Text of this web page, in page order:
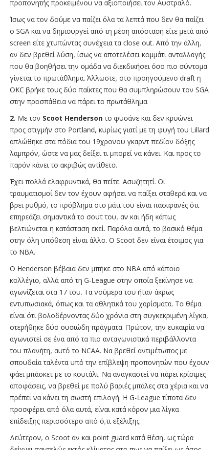
προπονητής προκειμένου να αξιοποιήσει τον Αυστραλό.
Ίσως να τον δούμε να παίζει όλα τα λεπτά που δεν θα παίζει
ο SGA και να δημιουργεί από τη μέση απόσταση είτε μετά από
screen είτε χτυπώντας συνέχεια τα close out. Από την άλλη,
αν δεν βρεθεί λύση, ίσως να αποτελέσει κομμάτι ανταλλαγής
που θα βοηθήσει την ομάδα να διεκδικήσει όσο πιο σύντομα
γίνεται το πρωτάθλημα. Άλλωστε, στο προηγούμενο draft η
OKC βρήκε τους δύο παίκτες που θα συμπληρώσουν τον SGA
στην προσπάθεια να πάρει το πρωτάθλημα.
2. Με τον Scoot Henderson το φυσάνε και δεν κρυώνει
προς στιγμήν στο Portland, κυρίως γιατί με τη φυγή του Lillard
απλώθηκε στα πόδια του 19χρονου γκαρντ πεδίον δόξης
λαμπρόν, ώστε να μας δείξει τι μπορεί να κάνει. Και προς το
παρόν κάνει το ακριβώς αντίθετο.
Έχει πολλά ελαφρυντικά, θα πείτε. Ασυζητητί. Οι
τραυματισμοί δεν τον έχουν αφήσει να παίξει σταθερά και να
βρει ρυθμό, το πρόβλημα στο μάτι του είναι πασιφανές ότι
επηρεάζει σημαντικά το σουτ του, αν και ήδη κάπως
βελτιώνεται η κατάσταση εκεί. Παρόλα αυτά, το βασικό θέμα
στην όλη υπόθεση είναι άλλο. Ο Scoot δεν είναι έτοιμος για
το ΝΒΑ.
O Henderson βέβαια δεν μπήκε στο ΝΒΑ από κάποιο
κολλέγιο, αλλά από τη G-League στην οποία ξεκίνησε να
αγωνίζεται στα 17 του. Τα νούμερα του ήταν άκρως
εντυπωσιακά, όπως και τα αθλητικά του χαρίσματα. Το θέμα
είναι ότι βολοδέρνοντας δύο χρόνια στη συγκεκριμένη λίγκα,
στερήθηκε δύο ουσιώδη πράγματα. Πρώτον, την ευκαιρία να
αγωνιστεί σε ένα από τα πιο ανταγωνιστικά περιβάλλοντα
του πλανήτη, αυτό το NCAA. Να βρεθεί αντιμέτωπος με
σπουδαία ταλέντα υπό την επίβλεψη προπονητών που έχουν
φάει μπάσκετ με το κουτάλι. Να αναγκαστεί να πάρει κρίσιμες
αποφάσεις, να βρεθεί με πολύ βαριές μπάλες στα χέρια και να
πρέπει να κάνει τη σωστή επιλογή. Η G-League τίποτα δεν
προσφέρει από όλα αυτά, είναι κατά κόρον μια λίγκα
επίδειξης περισσότερο από ό,τι εξέλιξης.
Δεύτερον, ο Scoot αν και point guard κατά θέση, ως τώρα